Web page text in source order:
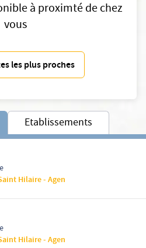
à proximté de chez
vous
les plus proches
Etablissements
Hilaire - Agen
Hilaire - Agen